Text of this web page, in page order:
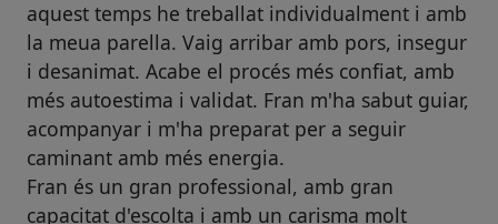
aquest temps he treballat individualment i amb
la meua parella. Vaig arribar amb pors, insegur
i desanimat. Acabe el procés més confiat, amb
més autoestima i validat. Fran m'ha sabut guiar,
acompanyar i m'ha preparat per a seguir
caminant amb més energia.
Fran és un gran professional, amb gran
capacitat d'escolta i amb un carisma molt